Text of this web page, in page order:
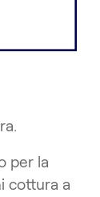
per la
cottura a